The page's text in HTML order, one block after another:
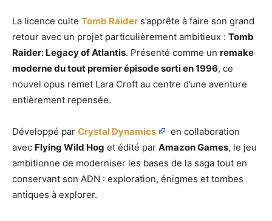
La licence culte Tomb Raider s’apprête à faire son grand
retour avec un projet particulièrement ambitieux : Tomb
Raider: Legacy of Atlantis. Présenté comme un remake
moderne du tout premier épisode sorti en 1996, ce
nouvel opus remet Lara Croft au centre d’une aventure
entièrement repensée.
Développé par Crystal Dynamics
en collaboration
avec Flying Wild Hog et édité par Amazon Games, le jeu
ambitionne de moderniser les bases de la saga tout en
conservant son ADN : exploration, énigmes et tombes
antiques à explorer.